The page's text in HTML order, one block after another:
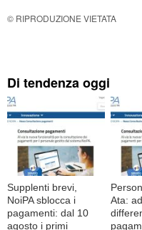
© RIPRODUZIONE VIETATA
Di tendenza oggi
Supplenti brevi,
NoiPA sblocca i
pagamenti: dal 10
agosto i primi
Ata: